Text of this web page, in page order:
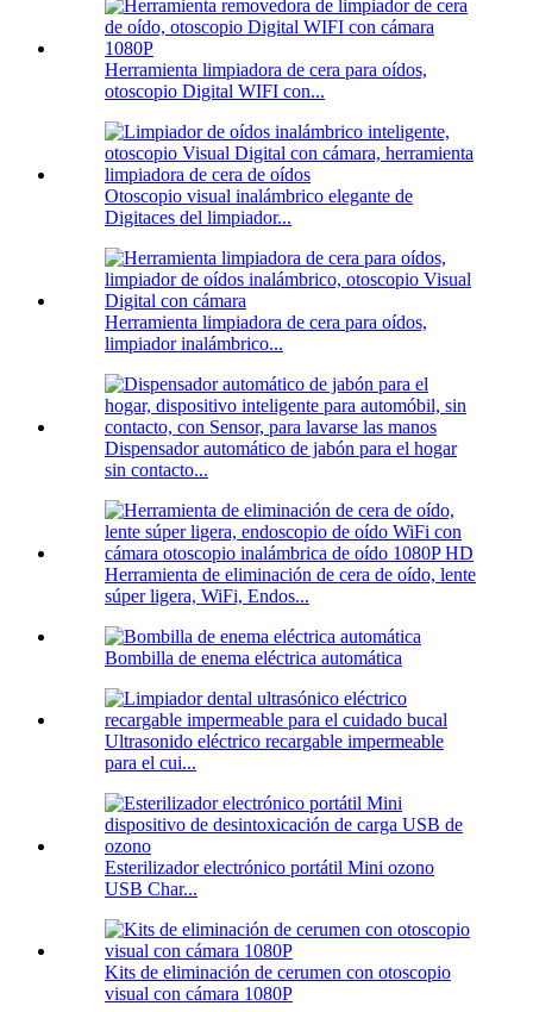
Herramienta limpiadora de cera para oídos,
otoscopio Digital WIFI con...
Otoscopio visual inalámbrico elegante de
Digitaces del limpiador...
Herramienta limpiadora de cera para oídos,
limpiador inalámbrico...
Dispensador automático de jabón para el hogar
sin contacto...
Herramienta de eliminación de cera de oído, lente
súper ligera, WiFi, Endos...
Bombilla de enema eléctrica automática
Ultrasonido eléctrico recargable impermeable
para el cui...
Esterilizador electrónico portátil Mini ozono
USB Char...
Kits de eliminación de cerumen con otoscopio
visual con cámara 1080P